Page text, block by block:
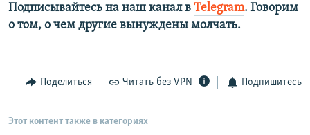
Подписывайтесь на наш канал в Telegram. Говорим
о том, о чем другие вынуждены молчать.
Поделиться Читать без VPN Подпишитесь
Этот контент также в категориях